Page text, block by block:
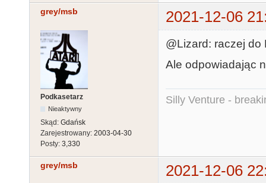
grey/msb 2021-12-06
Podkasetarz
Nieaktywny
Skąd: Gdańsk
Zarejestrowany: 2003-04-30
Posty: 3,330
@Lizard: raczej do
Ale odpowiadając
Silly Venture -
grey/msb 2021-12-06